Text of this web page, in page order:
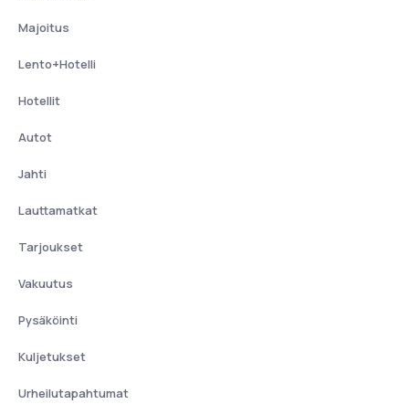
Majoitus
Lento+Hotelli
Hotellit
Autot
Jahti
Lauttamatkat
Tarjoukset
Vakuutus
Pysäköinti
Kuljetukset
Urheilutapahtumat